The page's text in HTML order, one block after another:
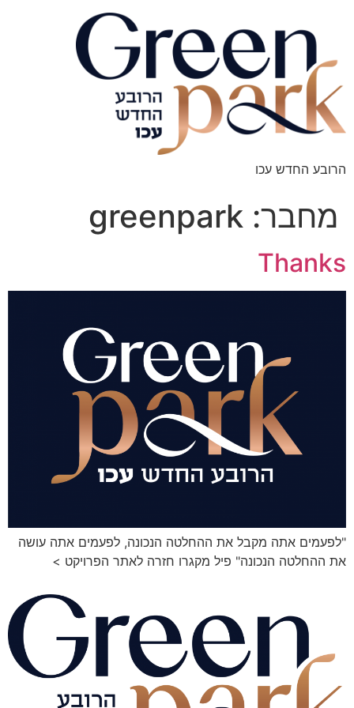
הרובע החדש עכו
מחבר: greenpark
Thanks
"לפעמים אתה מקבל את ההחלטה הנכונה, לפעמים אתה עושה
את ההחלטה הנכונה" פיל מקגרו חזרה לאתר הפרויקט >